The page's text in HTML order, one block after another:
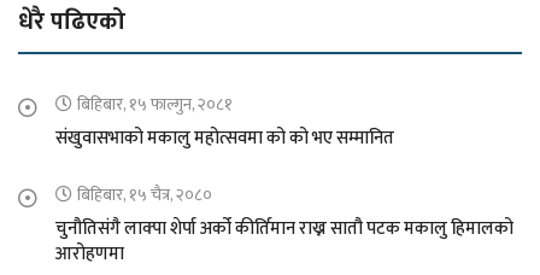
धेरै पढिएको
बिहिबार, १५ फाल्गुन, २०८१
संखुवासभाको मकालु महोत्सवमा को को भए सम्मानित
बिहिबार, १५ चैत्र, २०८०
चुनौतिसंगै लाक्पा शेर्पा अर्को कीर्तिमान राख्न सातौ पटक मकालु हिमालको
आरोहणमा